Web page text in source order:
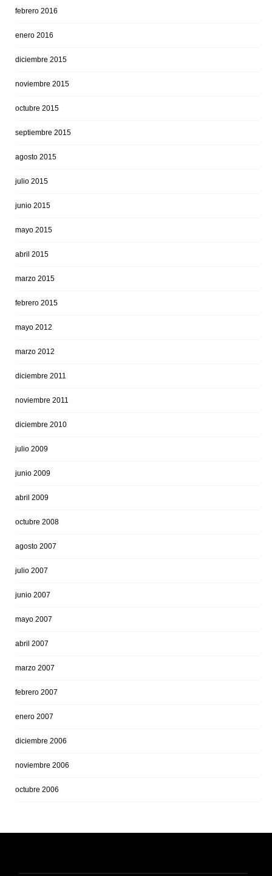
febrero 2016
enero 2016
diciembre 2015
noviembre 2015
octubre 2015
septiembre 2015
agosto 2015
julio 2015
junio 2015
mayo 2015
abril 2015
marzo 2015
febrero 2015
mayo 2012
marzo 2012
diciembre 2011
noviembre 2011
diciembre 2010
julio 2009
junio 2009
abril 2009
octubre 2008
agosto 2007
julio 2007
junio 2007
mayo 2007
abril 2007
marzo 2007
febrero 2007
enero 2007
diciembre 2006
noviembre 2006
octubre 2006